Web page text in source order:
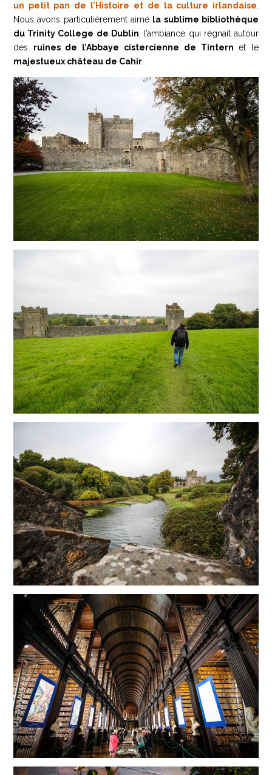
un petit pan de l’Histoire et de la culture irlandaise.
Nous avons particulièrement aimé la sublime bibliothèque
du Trinity College de Dublin, l’ambiance qui régnait autour
des ruines de l’Abbaye cistercienne de Tintern et le
majestueux château de Cahir.